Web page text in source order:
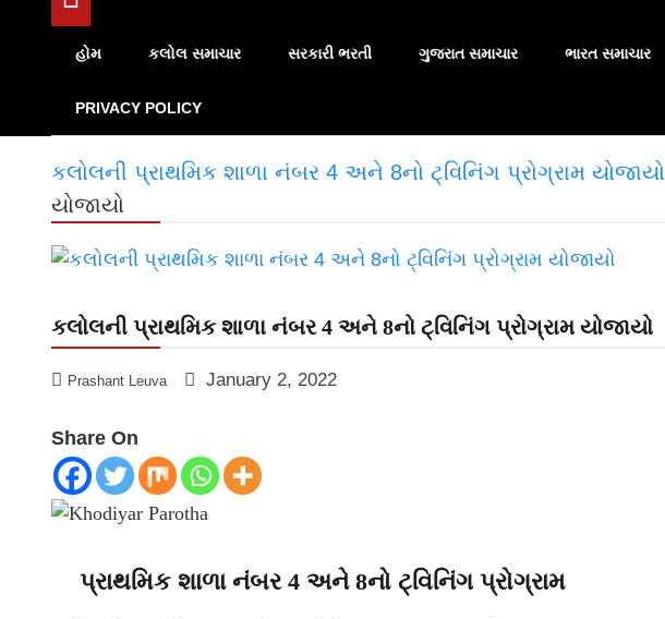
હોમ કલોલ સમાચાર સરકારી ભરતી ગુજરાત સમાચાર ભારત સમાચાર
PRIVACY POLICY
કલોલની પ્રાથમિક શાળા નંબર 4 અને 8નો ટ્વિનિંગ પ્રોગ્રામ યોજાયો
યોજાયો
કલોલની પ્રાથમિક શાળા નંબર 4 અને 8નો ટ્વિનિંગ પ્રોગ્રામ યોજાયો
Prashant Leuva January 2, 2022
Share On
પ્રાથમિક શાળા નંબર 4 અને 8નો ટ્વિનિંગ પ્રોગ્રામ